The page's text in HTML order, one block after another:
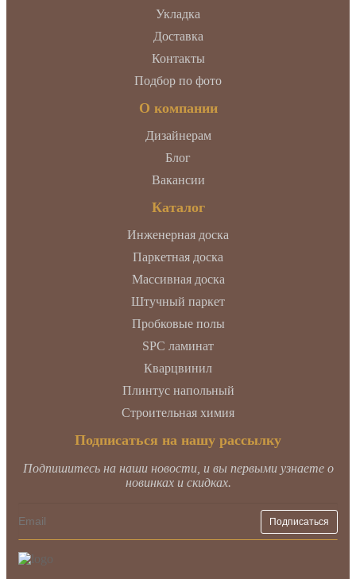
Укладка
Доставка
Контакты
Подбор по фото
О компании
Дизайнерам
Блог
Вакансии
Каталог
Инженерная доска
Паркетная доска
Массивная доска
Штучный паркет
Пробковые полы
SPC ламинат
Кварцвинил
Плинтус напольный
Строительная химия
Подписаться на нашу рассылку
Подпишитесь на наши новости, и вы первыми узнаете о
новинках и скидках.